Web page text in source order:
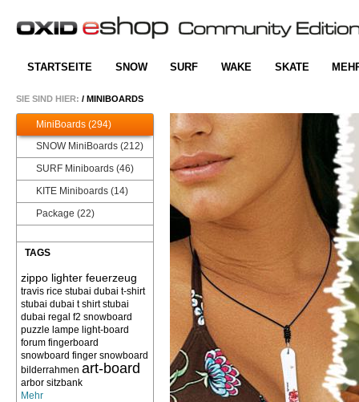
STARTSEITE SNOW SURF WAKE SKATE
SIE SIND HIER: / MINIBOARDS
MiniBoards (294)
SNOW MiniBoards (212)
SURF Miniboards (46)
KITE Miniboards (14)
Package (22)
TAGS
zippo lighter feuerzeug
travis rice stubai dubai t-shirt
stubai dubai t shirt stubai
dubai regal f2 snowboard
puzzle lampe light-board
forum fingerboard
snowboard finger snowboard
bilderrahmen art-board
arbor sitzbank
Mehr